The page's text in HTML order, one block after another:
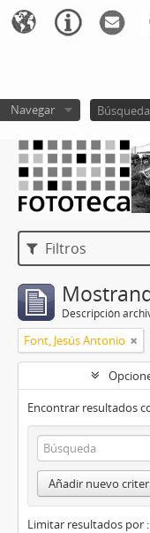
Navegar
Filtros
Descripción
Font, Jesús Antonio
Encontrar resultados
Añadir nuevo
Limitar resultados por :